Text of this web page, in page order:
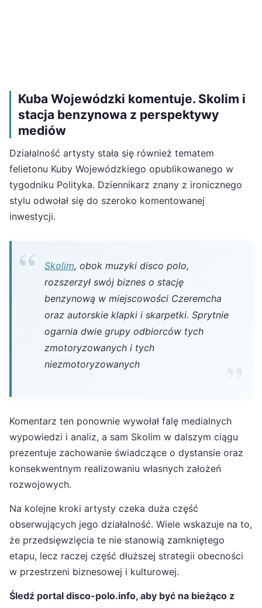
Kuba Wojewódzki komentuje. Skolim i
stacja benzynowa z perspektywy
mediów
Działalność artysty stała się również tematem
felietonu Kuby Wojewódzkiego opublikowanego w
tygodniku Polityka. Dziennikarz znany z ironicznego
stylu odwołał się do szeroko komentowanej
inwestycji.
Skolim, obok muzyki disco polo,
rozszerzył swój biznes o stację
benzynową w miejscowości Czeremcha
oraz autorskie klapki i skarpetki. Sprytnie
ogarnia dwie grupy odbiorców tych
zmotoryzowanych i tych
niezmotoryzowanych
Komentarz ten ponownie wywołał falę medialnych
wypowiedzi i analiz, a sam Skolim w dalszym ciągu
prezentuje zachowanie świadczące o dystansie oraz
konsekwentnym realizowaniu własnych założeń
rozwojowych.
Na kolejne kroki artysty czeka duża część
obserwujących jego działalność. Wiele wskazuje na to,
że przedsięwzięcia te nie stanowią zamkniętego
etapu, lecz raczej część dłuższej strategii obecności
w przestrzeni biznesowej i kulturowej.
Śledź portal disco-polo.info, aby być na bieżąco z